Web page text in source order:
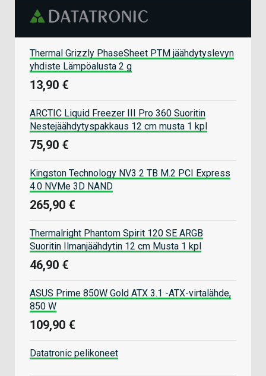
Thermal Grizzly PhaseSheet PTM jäähdytyslevyn
yhdiste Lämpöalusta 2 g
13,90 €
ARCTIC Liquid Freezer III Pro 360 Suoritin
Nestejäähdytyspakkaus 12 cm musta 1 kpl
75,90 €
Kingston Technology NV3 2 TB M.2 PCI Express
4.0 NVMe 3D NAND
265,90 €
Thermalright Phantom Spirit 120 SE ARGB
Suoritin Ilmanjäähdytin 12 cm Musta 1 kpl
46,90 €
ASUS Prime 850W Gold ATX 3.1 -ATX-virtalähde,
850 W
109,90 €
Datatronic pelikoneet